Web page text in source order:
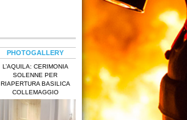
PHOTOGALLERY
L’AQUILA: CERIMONIA
SOLENNE PER
RIAPERTURA BASILICA
COLLEMAGGIO